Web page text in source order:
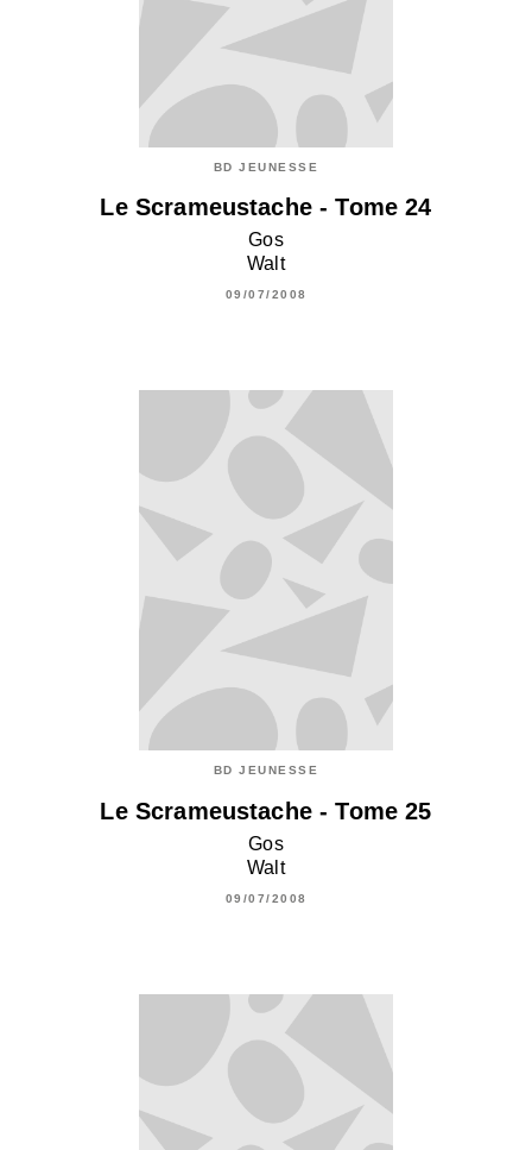
BD JEUNESSE
Le Scrameustache - Tome 24
Gos
Walt
09/07/2008
BD JEUNESSE
Le Scrameustache - Tome 25
Gos
Walt
09/07/2008